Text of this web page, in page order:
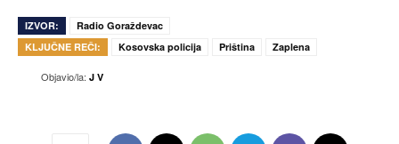
IZVOR:
Radio Goraždevac
KLJUČNE REČI:
Kosovska policija Priština Zaplena
Objavio/la: J V